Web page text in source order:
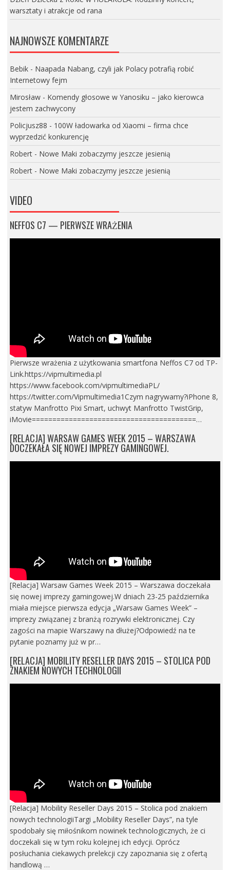
warsztaty i atrakcje od rana
NAJNOWSZE KOMENTARZE
Bebik- Naapada Nabang, czyli jak Polacy potrafią robić
Internetowy fejm
Mirosław- Komendy głosowe w Yanosiku – jako kierowca
jestem zachwycony
Policjusz88 - 100W ładowarka od Xiaomi – firma chce
wyprzedzić konkurencję
Robert- Nowe Maki zobaczymy jeszcze jesienią
Robert- Nowe Maki zobaczymy jeszcze jesienią
VIDEO
NEFFOS C7 — PIERWSZE WRAŻENIA
Pierwsze wrażenia z użytkowania smartfona Neffos C7 od TP-
Link.https://vipmultimedia.pl
https://www.facebook.com/vipmultimediaPL/
https://twitter.com/Vipmultimedia1Czym nagrywamy?iPhone 8,
statyw Manfrotto Pixi Smart, uchwyt Manfrotto TwistGrip,
iMovie========================================…
[RELACJA] WARSAW GAMES WEEK 2015 – WARSZAWA
DOCZEKAŁA SIĘ NOWEJ IMPREZY GAMINGOWEJ.
[Relacja] Warsaw Games Week 2015 – Warszawa doczekała
się nowej imprezy gamingowej.W dniach 23-25 października
miała miejsce pierwsza edycja „Warsaw Games Week” –
imprezy związanej z branżą rozrywki elektronicznej. Czy
zagości na mapie Warszawy na dłużej?Odpowiedź na te
pytanie poznamy już w pr…
[RELACJA] MOBILITY RESELLER DAYS 2015 – STOLICA POD
ZNAKIEM NOWYCH TECHNOLOGII
[Relacja] Mobility Reseller Days 2015 – Stolica pod znakiem
nowych technologiiTargi „Mobility Reseller Days”, na tyle
spodobały się miłośnikom nowinek technologicznych, że ci
doczekali się w tym roku kolejnej ich edycji. Oprócz
posłuchania ciekawych prelekcji czy zapoznania się z ofertą
handlową …